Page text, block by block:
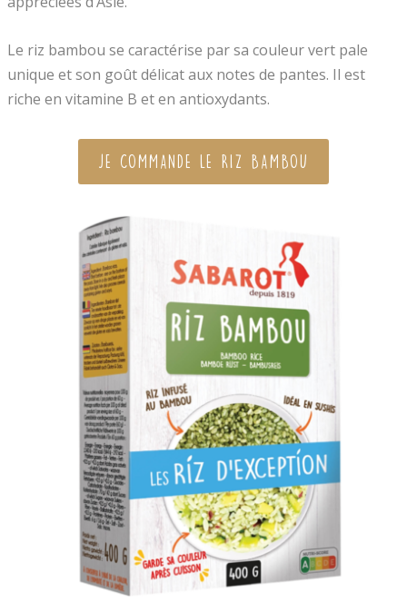
Le riz bambou se caractérise par sa couleur vert pale
unique et son goût délicat aux notes de pantes. Il est
riche en vitamine B et en antioxydants.
JE COMMANDE LE RIZ BAMBOU